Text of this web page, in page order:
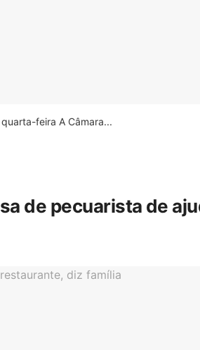
feira A Câmara...
de pecuarista de